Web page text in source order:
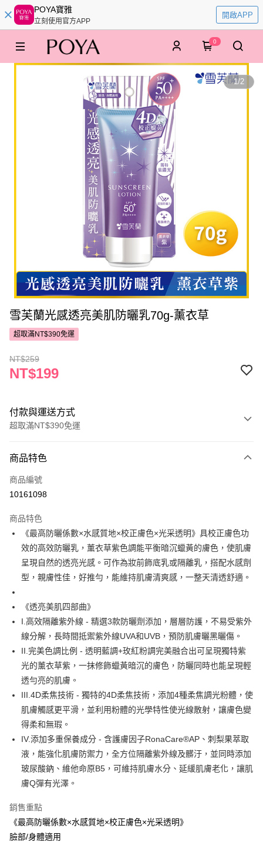
POYA寶雅
立刻使用官方APP
開啟APP
0
1/2
雪芙蘭光感透亮美肌防曬乳70g-薰衣草
超取滿NT$390免運
NT$259
NT$199
付款與運送方式
超取滿NT$390免運
POYA支付
信用卡一次付款
LINE Pay
Apple Pay
街口支付
悠遊付
Google Pay
AFTEE先享後付
相關說明
【關於「AFTEE先享後付」】
AFTEE先享後付是「在收到商品之後才付款」的支付方式。 讓您購物簡單
１．簡單：不需註冊會員、不需綁卡、不需儲值。
２．便利：只要手機號碼，簡訊認證，即可結帳。
３．安心：先確認商品／服務後，再付款。
【「AFTEE先享後付」結帳流程】
１．於結帳方式選擇「AFTEE先享後付」後，將跳轉至「AFTEE先享後付」
２．訂單成立數日內，您將收到繳費通知簡訊。
３．收到繳費通知簡訊後14天內，點擊此簡訊中的連結，可透過四大超商／
※ 請注意：結帳手續完成當下不需立刻繳費，但若您需要取消訂單，請聯絡
後付繳納相關費用。
※ 交易是否成功請以「AFTEE先享後付 」之結帳頁面顯示為準，若有關於
即享券
運送方式
全家取貨付款
每筆NT$65，滿NT$390(含以上)免運費
每筆NT$65，滿NT$390(含以上)免運費
付款後萊爾富取貨
商品特色
商品編號
10161098
商品特色
《最高防曬係數×水感質地×校正膚色×光采透明》具校正膚色功
效的高效防曬乳，薰衣草紫色調能平衡暗沉蠟黃的膚色，使肌膚
呈現自然的透亮光感。可作為妝前飾底乳或隔離乳，搭配水感劑
型，親膚性佳，好推勻，能維持肌膚清爽感，一整天清透舒適。
《透亮美肌四部曲》
I.高效隔離紫外線 - 精選3款防曬劑添加，層層防護，不易受紫外
線分解，長時間抵禦紫外線UVA和UVB，預防肌膚曬黑曬傷。
II.完美色調比例 - 透明藍調+玫紅粉調完美融合出可呈現獨特紫
光的薰衣草紫，一抹修飾蠟黃暗沉的膚色，防曬同時也能呈現輕
透勻亮的肌膚。
III.4D柔焦技術 - 獨特的4D柔焦技術，添加4種柔焦調光粉體，使
肌膚觸感更平滑，並利用粉體的光學特性使光線散射，讓膚色變
得柔和無瑕。
IV.添加多重保養成分 - 含護膚因子RonaCare®AP、刺梨果萃取
液，能強化肌膚防禦力，全方位隔離紫外線及髒汙，並同時添加
玻尿酸鈉、維他命原B5，可維持肌膚水分、延緩肌膚老化，讓肌
膚Q彈有光澤。
銷售重點
《最高防曬係數×水感質地×校正膚色×光采透明》
臉部/身體適用